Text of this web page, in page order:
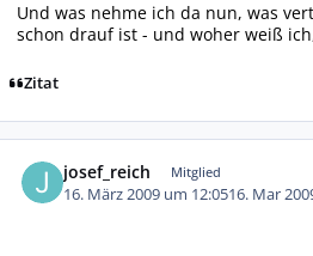
Und was nehme ich da nun, was
schon drauf ist - und woher weiß
Zitat
josef_reich Mitglied
16. März 2009 um 12:0516. Mar